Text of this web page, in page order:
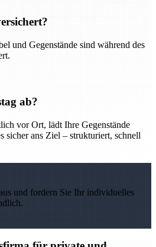
und Gegenstände sind während des
ab?
vor Ort, lädt Ihre Gegenstände
sicher ans Ziel – strukturiert, schnell
und fordern Sie Ihr individuelles